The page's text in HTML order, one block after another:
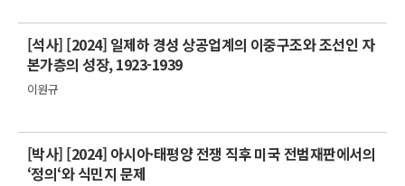
[석사] [2024] 일제하 경성 상공업계의 이중구조와 조선인 자
본가층의 성장, 1923-1939
이원규
[박사] [2024] 아시아·태평양 전쟁 직후 미국 전범재판에서의
‘정의‘와 식민지 문제